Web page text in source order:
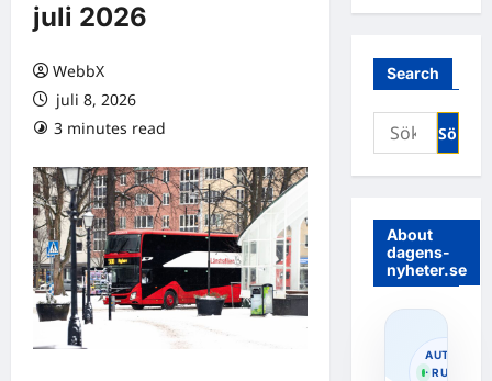
juli 2026
WebbX
juli 8, 2026
3 minutes read
Search
Sök
efter:
About
dagens-
nyheter.se
· RUNNING